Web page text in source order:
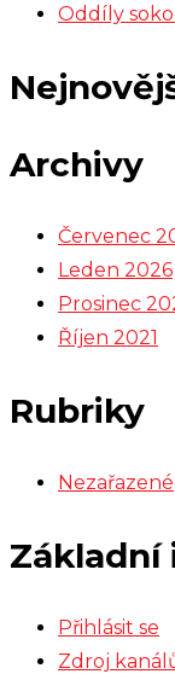
Oddíly
Archivy
Červenec
Leden 2026
Prosinec
Říjen 2021
Rubriky
Nezařazené
Základní
Přihlásit se
Zdroj